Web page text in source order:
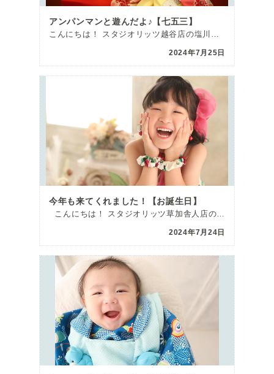
アンパンマンと遊んだよ♪【七五三】
2024年7月25日
今年も来てくれました！【お誕生日】
2024年7月24日